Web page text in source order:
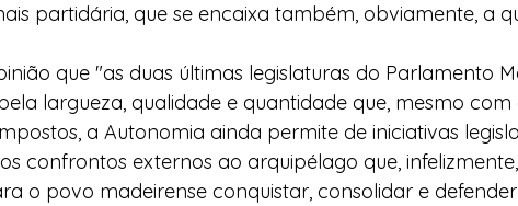
partidária, que se encaixa também, obviamente, a
que "as duas últimas legislaturas do Parlamento
largueza, qualidade e quantidade que, mesmo com
a Autonomia ainda permite de iniciativas
confrontos externos ao arquipélago que,
o povo madeirense conquistar, consolidar e defender